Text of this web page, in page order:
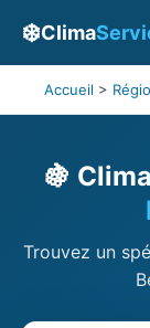
❄️Clima
Accueil >
🍇
Trouvez un